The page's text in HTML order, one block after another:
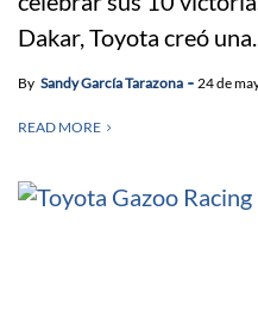
Dakar, Toyota creó una...
By Sandy García Tarazona 24 de
READ MORE